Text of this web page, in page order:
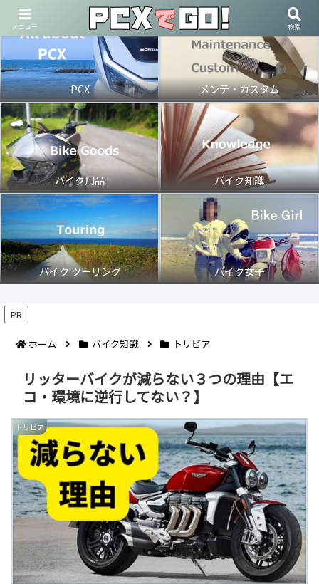
PCX メンテ・カスタム
バイク用品 バイク知識
バイク ツーリング バイク女子
PR
ホーム バイク知識 トリビア
リッターバイクが減らない３つの理由【エ
コ・環境に逆行してない？】
トリビア
メニュー 検索